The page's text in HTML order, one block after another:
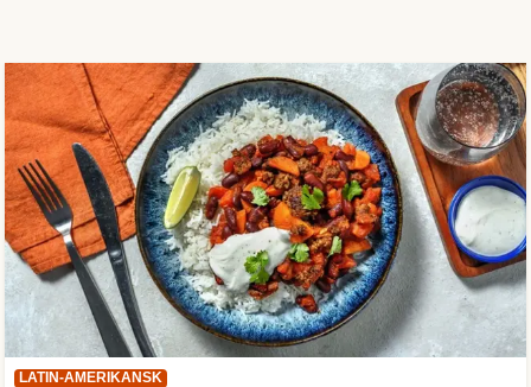
LATIN-AMERIKANSK